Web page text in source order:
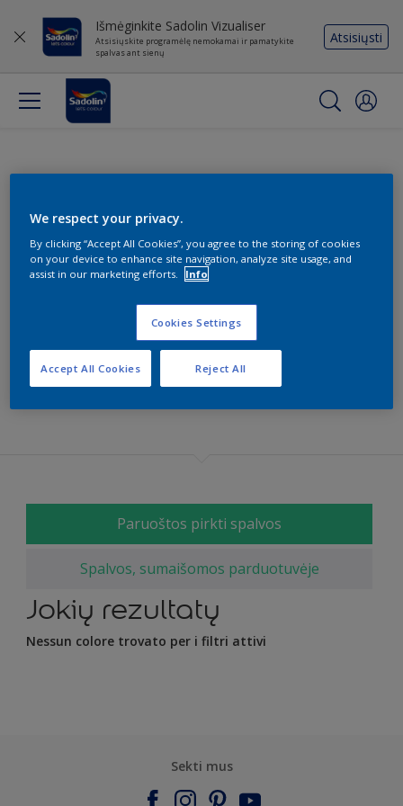
Išmėginkite Sadolin Vizualiser
Atsisiųskite programėlę nemokamai ir pamatykite
spalvas ant sienų
Atsisiųsti
Paruoštos pirkti spalvos
Spalvos, sumaišomos parduotuvėje
Jokių rezultatų
Nessun colore trovato per i filtri attivi
Sekti mus
We respect your privacy.
By clicking “Accept All Cookies”, you agree to the storing of cookies
on your device to enhance site navigation, analyze site usage, and
assist in our marketing efforts.
Info
Cookies Settings
Reject All
Accept All Cookies